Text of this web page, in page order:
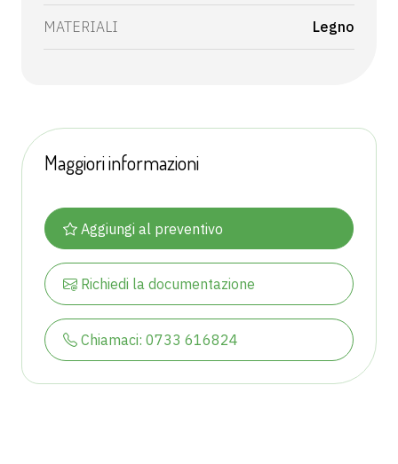
MATERIALI Legno
Maggiori informazioni
Aggiungi al preventivo
Richiedi la documentazione
Chiamaci: 0733 616824